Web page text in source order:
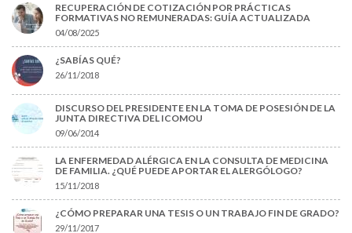
RECUPERACIÓN DE COTIZACIÓN POR PRÁCTICAS
FORMATIVAS NO REMUNERADAS: GUÍA ACTUALIZADA
04/08/2025
¿SABÍAS QUÉ?
26/11/2018
DISCURSO DEL PRESIDENTE EN LA TOMA DE POSESIÓN DE LA
JUNTA DIRECTIVA DEL ICOMOU
09/06/2014
LA ENFERMEDAD ALÉRGICA EN LA CONSULTA DE MEDICINA
DE FAMILIA. ¿QUÉ PUEDE APORTAR EL ALERGÓLOGO?
15/11/2018
¿CÓMO PREPARAR UNA TESIS O UN TRABAJO FIN DE GRADO?
29/11/2017